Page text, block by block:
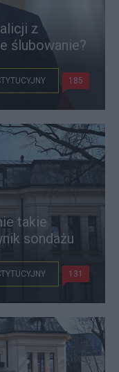
z
ślubowanie?
185
takie
sondażu
131